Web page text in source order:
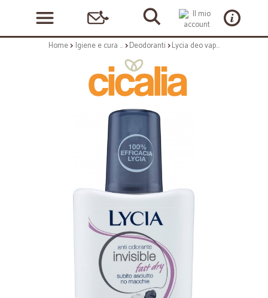
Home Igiene e cura personale Deodoranti Lycia deo vapo invisible ml.75